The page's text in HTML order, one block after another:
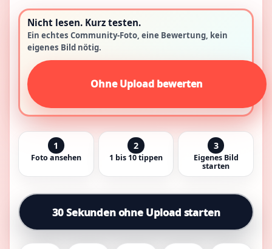
Nicht lesen. Kurz testen.
Ein echtes Community-Foto, eine Bewertung, kein
eigenes Bild nötig.
Ohne Upload bewerten
1
Foto ansehen
2
1 bis 10 tippen
3
Eigenes Bild
starten
30 Sekunden ohne Upload starten